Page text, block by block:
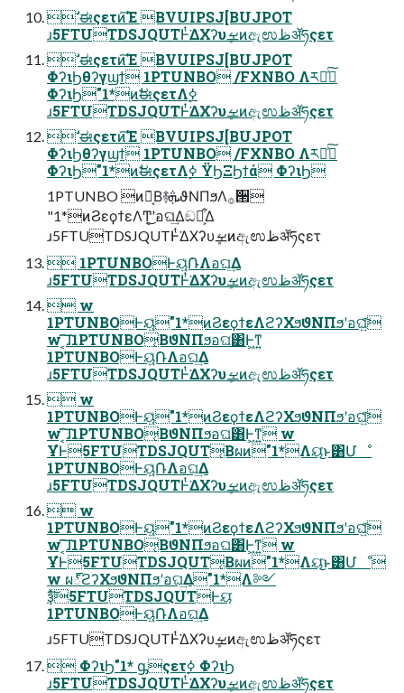
 ࣗಈςετͷ͘͠Έ BVUIPSJ[BUJPOT
ɹ5FTUTDSJQUTͰͭ͘ΔΧʔυܾࡁͷඇಉظॲཧςετ
 ࣗಈςετͷ͘͠Έ BVUIPSJ[BUJPOT
ΦʔιϦθʔγϣϯ 1PTUNBO /FXNBO Λར༻ͯ͠
ΦʔιϦ"1*ͷࣗಈςετΛ࣮ߦ
ɹ5FTUTDSJQUTͰͭ͘ΔΧʔυܾࡁͷඇಉظॲཧςετ
 ࣗಈςετͷ͘͠Έ BVUIPSJ[BUJPOT
ΦʔιϦθʔγϣϯ 1PTUNBO /FXNBO Λར༻ͯ͠
ΦʔιϦ"1*ͷࣗಈςετΛ࣮ߦ ΫϦΞϦϯά ΦʔιϦ
1PTUNBO ͷ݁Ռ͔Β࿈ܞϑΝΠϧΛ࡞੒
"1*ͷϨεϙϯεΛͲ͔͜ʹอଘ͢Δඞཁ͕͋Δ
ɹ5FTUTDSJQUTͰͭ͘ΔΧʔυܾࡁͷඇಉظॲཧςετ
 1PTUNBOͰୟ͍ͨ݁ՌΛอଘ͢Δ
ɹ5FTUTDSJQUTͰͭ͘ΔΧʔυܾࡁͷඇಉظॲཧςετ
 w
1PTUNBOͰୟ͍ͨ"1*ͷϨεϙϯεΛϩʔΧϧϑΝΠϧʹอଘ͍ͨ͠
w ͔͠͠ɺ1PTUNBO͔ΒϑΝΠϧอଘ͸Ͱ͖ͳ͍
1PTUNBOͰୟ͍ͨ݁ՌΛอଘ͢Δ
ɹ5FTUTDSJQUTͰͭ͘ΔΧʔυܾࡁͷඇಉظॲཧςετ
 w
1PTUNBOͰୟ͍ͨ"1*ͷϨεϙϯεΛϩʔΧϧϑΝΠϧʹอଘ͍ͨ͠
w ͔͠͠ɺ1PTUNBO͔ΒϑΝΠϧอଘ͸Ͱ͖ͳ͍ w
ҰํͰ5FTUTDSJQUT͔Βผͷ"1*Λୟ͘͜ͱ͸Մೳ
1PTUNBOͰୟ͍ͨ݁ՌΛอଘ͢Δ
ɹ5FTUTDSJQUTͰͭ͘ΔΧʔυܾࡁͷඇಉظॲཧςετ
 w
1PTUNBOͰୟ͍ͨ"1*ͷϨεϙϯεΛϩʔΧϧϑΝΠϧʹอଘ͍ͨ͠
w ͔͠͠ɺ1PTUNBO͔ΒϑΝΠϧอଘ͸Ͱ͖ͳ͍ w
ҰํͰ5FTUTDSJQUT͔Βผͷ"1*Λୟ͘͜ͱ͸Մೳ
w ผ్ϩʔΧϧϑΝΠϧʹอଘ͢Δ"1*Λ༻
ҙͯ͠5FTUTDSJQUTͰୟ͘
1PTUNBOͰୟ͍ͨ݁ՌΛอଘ͢Δ
ɹ5FTUTDSJQUTͰͭ͘ΔΧʔυܾࡁͷඇಉظॲཧςετ
 ΦʔιϦ"1* ᶃςετ࣮ߦ ΦʔιϦ
ɹ5FTUTDSJQUTͰͭ͘ΔΧʔυܾࡁͷඇಉظॲཧςετ